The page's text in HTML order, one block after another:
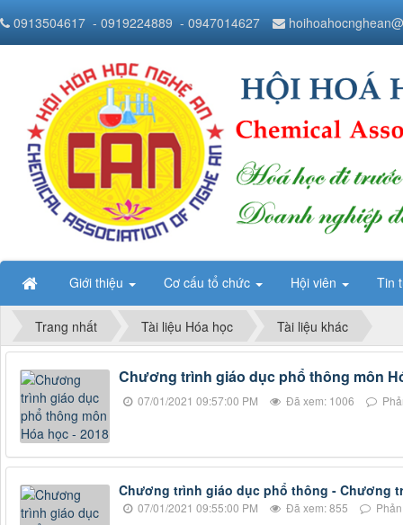
0913504617 - 0919224889 - 0947014627
Giới thiệu Cơ cấu tổ chức Hội viên Tin
Trang nhất Tài liệu Hóa học Tài liệu khác
Chương trình giáo dục phổ thông môn
07/01/2021 09:57:00 PM Đã xem: 1006
Chương trình giáo dục phổ thông - Chương
07/01/2021 09:55:00 PM Đã xem: 855